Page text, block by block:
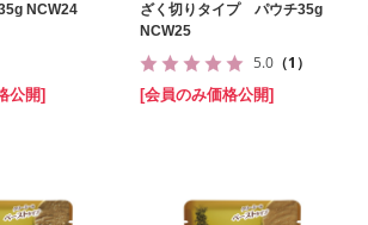
NCW24
公開]
ざく切りタイプ パウチ35g
NCW25
5.0 （1）
[会員のみ価格公開]